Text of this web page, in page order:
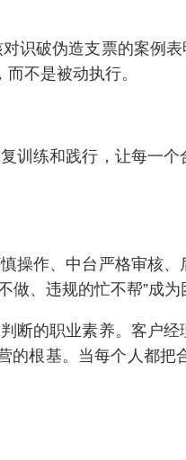
识破伪造支票的案例
不是被动执行。
训练和践行，让每一
操作、中台严格审核
、违规的忙不帮”成为
断的职业素养。客户
根基。当每个人都把